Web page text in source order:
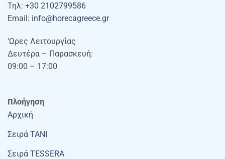
Τηλ: +30 2102799586
Email: info@horecagreece.gr
‘Ωρες Λειτουργίας
Δευτέρα – Παρασκευή:
09:00 – 17:00
Πλοήγηση
Αρχική
Σειρά TANI
Σειρά TESSERA